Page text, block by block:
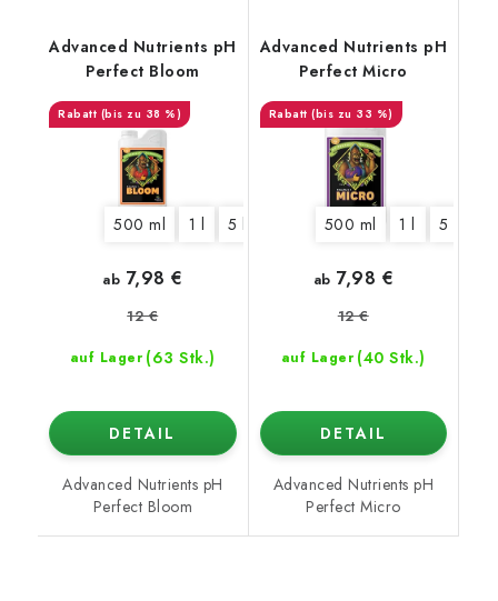
Advanced Nutrients pH
Perfect Bloom
(bis zu 38 %)
500 ml 1 l 5 l 20 l
auf Lager (63 Stk.)
ab 7,98 €
12 €
DETAIL
Advanced Nutrients pH
Perfect Bloom
Advanced Nutrients pH
Perfect Micro
(bis zu 33 %)
500 ml 1 l 5 l
auf Lager (40 Stk.)
ab 7,98 €
12 €
DETAIL
Advanced Nutrients pH
Perfect Micro